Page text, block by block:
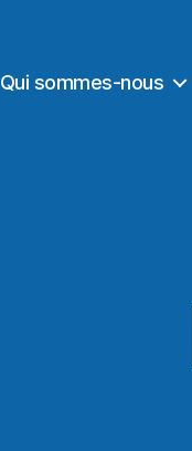
Qui sommes-nous